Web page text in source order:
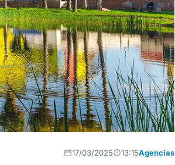
17/03/2025 13:15Agencias